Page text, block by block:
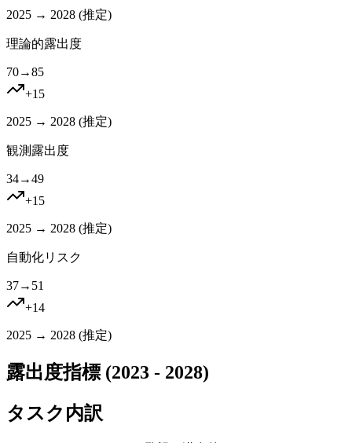
2025 → 2028 (推定)
理論的露出度
70→85
+15
2025 → 2028 (推定)
観測露出度
34→49
+15
2025 → 2028 (推定)
自動化リスク
37→ 51
+14
2025 → 2028 (推定)
露出度指標 (2023 - 2028)
タスク内訳